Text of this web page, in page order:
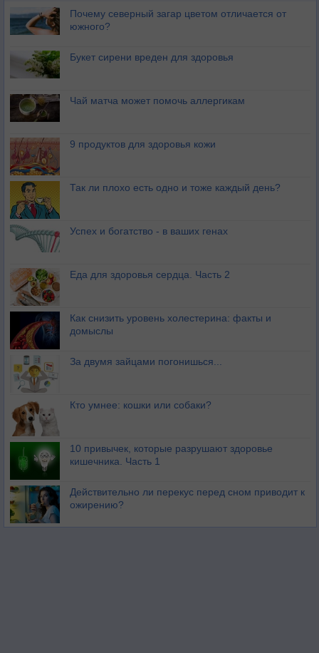
Почему северный загар цветом отличается от
южного?
Букет сирени вреден для здоровья
Чай матча может помочь аллергикам
9 продуктов для здоровья кожи
Так ли плохо есть одно и тоже каждый день?
Успех и богатство - в ваших генах
Еда для здоровья сердца. Часть 2
Как снизить уровень холестерина: факты и
домыслы
За двумя зайцами погонишься...
Кто умнее: кошки или собаки?
10 привычек, которые разрушают здоровье
кишечника. Часть 1
Действительно ли перекус перед сном приводит к
ожирению?